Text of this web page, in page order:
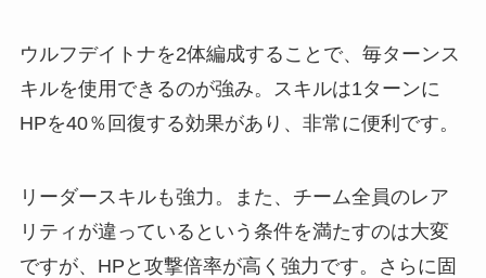
ウルフデイトナを2体編成することで、毎ターンス
キルを使用できるのが強み。スキルは1ターンに
HPを40％回復する効果があり、非常に便利です。
リーダースキルも強力。また、チーム全員のレア
リティが違っているという条件を満たすのは大変
ですが、HPと攻撃倍率が高く強力です。さらに固